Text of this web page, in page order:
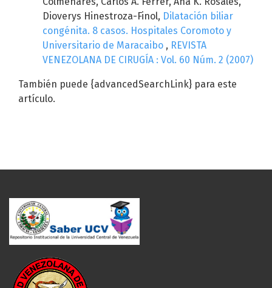
Dioverys Hinestroza-Finol, Dilatación biliar
congénita. 8 casos. Hospitales Coromoto y
Universitario de Maracaibo , REVISTA
VENEZOLANA DE CIRUGÍA : Vol. 60 Núm. 2 (2007)
También puede {advancedSearchLink} para este
artículo.